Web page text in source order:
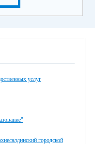
услуг
городской